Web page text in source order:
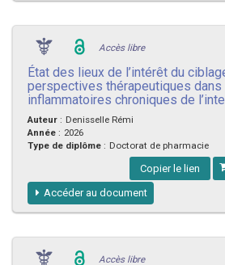
Accès libre
État des lieux de l’intérêt du
perspectives thérapeutiques dans
inflammatoires chroniques de
Auteur : Denisselle Rémi
Année : 2026
Type de diplôme : Doctorat de pharmacie
Copier le lien
Accéder au document
Accès libre